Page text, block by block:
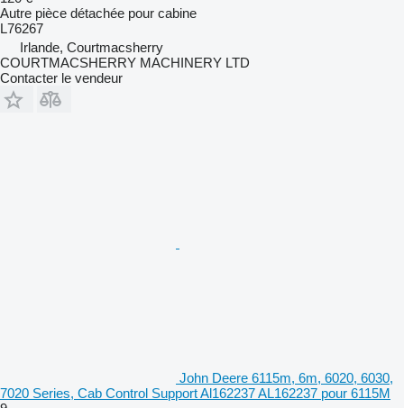
Autre pièce détachée pour cabine
L76267
Irlande, Courtmacsherry
COURTMACSHERRY MACHINERY LTD
Contacter le vendeur
John Deere 6115m, 6m, 6020, 6030,
7020 Series, Cab Control Support Al162237 AL162237 pour 6115M